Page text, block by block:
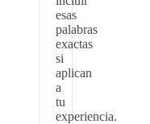
esas
palabras
exactas
si
aplican
a
tu
experiencia.